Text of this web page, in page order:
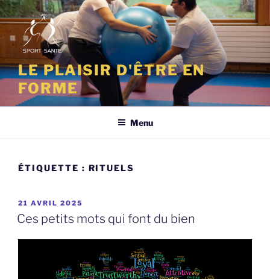
Aller
au
contenu
principal
LE PLAISIR D'ÊTRE EN
FORME
Menu
ÉTIQUETTE : RITUELS
PUBLIÉ
LE
21 AVRIL 2025
Ces petits mots qui font du bien